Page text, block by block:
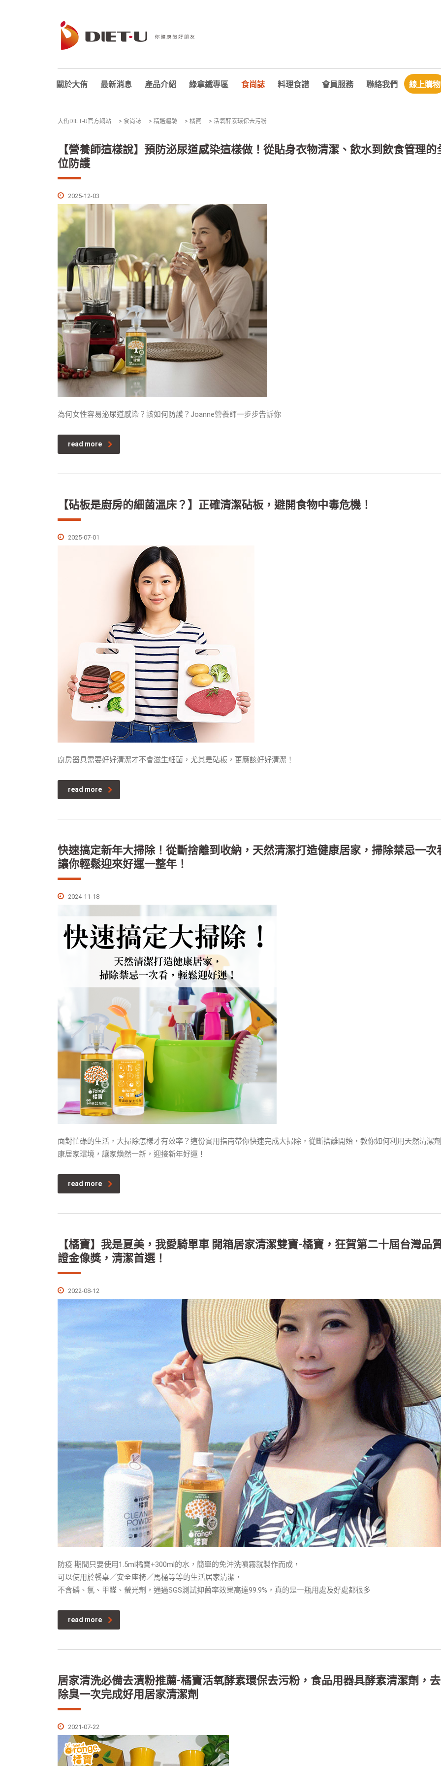
關於大侑 最新消息 產品介紹 綠拿鐵專區 食尚誌 料理食譜 會員服務 聯絡我們 線上購物
大侑DIET-U官方網站 > 食尚誌 > 精選體驗 > 橘寶 > 活氧酵素環保去污粉
【營養師這樣說】預防泌尿道感染這樣做！從貼身衣物清潔、飲水到飲食管理的
位防護
2025-12-03
為何女性容易泌尿道感染？該如何防護？Joanne營養師一步步告訴你
read more
【砧板是廚房的細菌溫床？】正確清潔砧板，避開食物中毒危機！
2025-07-01
廚房器具需要好好清潔才不會滋生細菌，尤其是砧板，更應該好好清潔！
read more
快速搞定新年大掃除！從斷捨離到收納，天然清潔打造健康居家，掃除禁忌一次
讓你輕鬆迎來好運一整年！
2024-11-18
面對忙碌的生活，大掃除怎樣才有效率？這份實用指南帶你快速完成大掃除，從斷捨離開始，教你如何利用天然清潔
康居家環境，讓家煥然一新，迎接新年好運！
read more
【橘寶】我是夏美，我愛騎單車 開箱居家清潔雙寶-橘寶，狂賀第二十屆台灣品
證金像獎，清潔首選！
2022-08-12
防疫 期間只要使用1.5ml橘寶+300ml的水，簡單的免沖洗噴霧就製作而成，
可以使用於餐桌／安全座椅／馬桶等等的生活居家清潔，
不含磷、氯、甲醛、螢光劑，通過SGS測試抑菌率效果高達99.9%，真的是一瓶用處及好處都很多
read more
居家清洗必備去漬粉推薦-橘寶活氧酵素環保去污粉，食品用器具酵素清潔劑，
除臭一次完成好用居家清潔劑
2021-07-22